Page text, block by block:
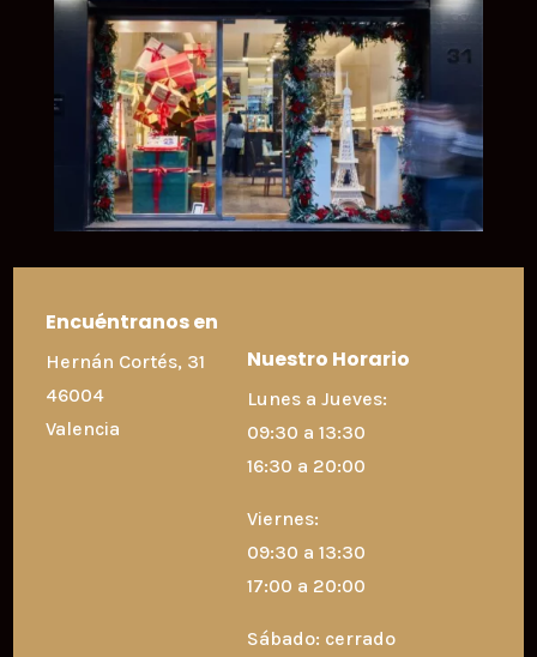
Encuéntranos en
Hernán Cortés, 31
46004
Valencia
Nuestro Horario
Lunes a Jueves:
09:30 a 13:30
16:30 a 20:00
Viernes:
09:30 a 13:30
17:00 a 20:00
Sábado: cerrado